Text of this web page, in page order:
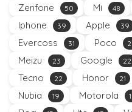
Zenfone 50 Mi 48
Iphone 39 Apple 39
Evercoss 31 Poco
Meizu 23 Google 22
Tecno 22 Honor 21
Nubia 19 Motorola